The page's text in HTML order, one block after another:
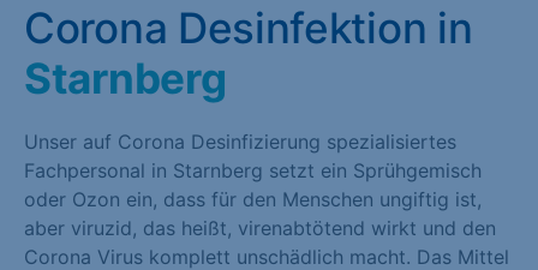
Corona Desinfektion in
Starnberg
Unser auf Corona Desinfizierung spezialisiertes
Fachpersonal in Starnberg setzt ein Sprühgemisch
oder Ozon ein, dass für den Menschen ungiftig ist,
aber viruzid, das heißt, virenabtötend wirkt und den
Corona Virus komplett unschädlich macht. Das Mittel